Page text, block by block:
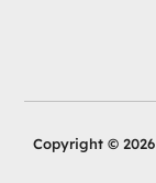
Copyright ©